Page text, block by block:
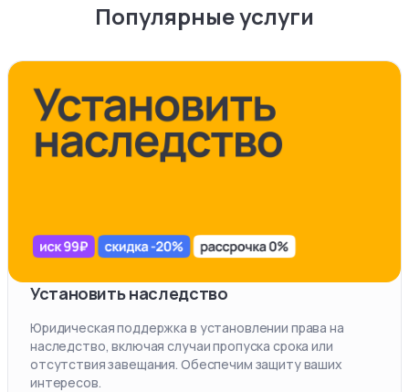
Популярные услуги
Установить наследство
Юридическая поддержка в установлении права на
наследство, включая случаи пропуска срока или
отсутствия завещания. Обеспечим защиту ваших
интересов.